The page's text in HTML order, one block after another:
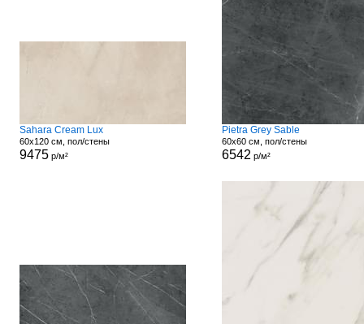
Sahara Cream Lux
60x120 см, пол/стены
9475р/м²
Pietra Grey Sable
60x60 см, пол/стены
6542 р/м²